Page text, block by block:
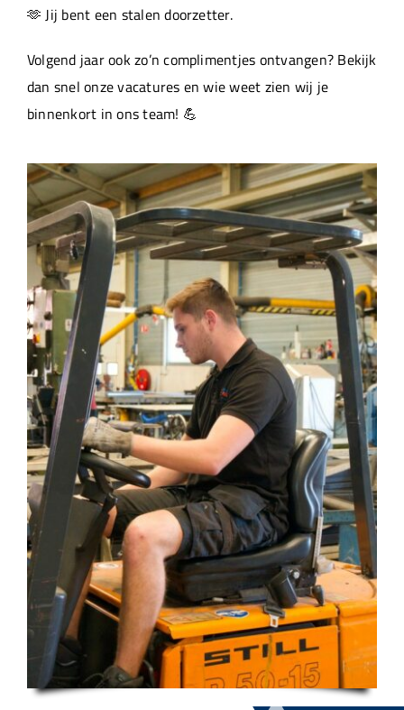
🫶 Jij bent een stalen doorzetter.
Volgend jaar ook zo’n complimentjes ontvangen? Bekijk
dan snel onze vacatures en wie weet zien wij je
binnenkort in ons team! 💪